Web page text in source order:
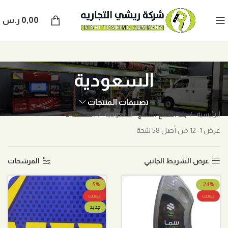
0,00 ر.س
السعودية
تصنيفات المنتجات
الرئيسية بلد الصنع المنتج السعودية
الصفحة 2
عرض 1–12 من أصل 58 نتيجة
عرض الشريط الجانبي المرشحات
-24%
بيعت
-5%
بيعت
جديد